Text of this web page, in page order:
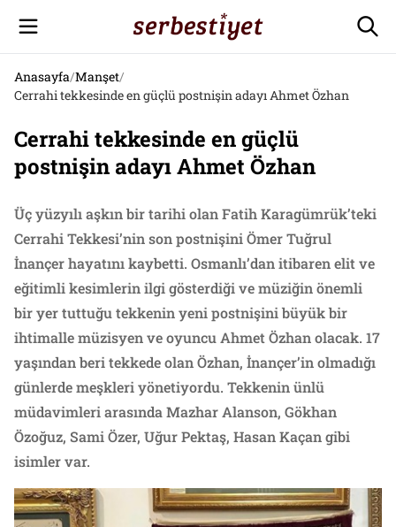
Anasayfa/Manşet/
Cerrahi tekkesinde en güçlü postnişin adayı Ahmet Özhan
Cerrahi tekkesinde en güçlü
postnişin adayı Ahmet Özhan
Üç yüzyılı aşkın bir tarihi olan Fatih Karagümrük’teki
Cerrahi Tekkesi’nin son postnişini Ömer Tuğrul
İnançer hayatını kaybetti. Osmanlı’dan itibaren elit ve
eğitimli kesimlerin ilgi gösterdiği ve müziğin önemli
bir yer tuttuğu tekkenin yeni postnişini büyük bir
ihtimalle müzisyen ve oyuncu Ahmet Özhan olacak. 17
yaşından beri tekkede olan Özhan, İnançer’in olmadığı
günlerde meşkleri yönetiyordu. Tekkenin ünlü
müdavimleri arasında Mazhar Alanson, Gökhan
Özoğuz, Sami Özer, Uğur Pektaş, Hasan Kaçan gibi
isimler var.